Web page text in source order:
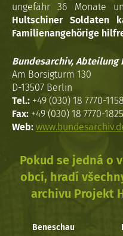
ungefähr 36 Monate
Hultschiner Soldaten
Familienangehörige
Bundesarchiv, Abteilung
Am Borsigturm 130
D-13507 Berlin
Tel.: +49 (030) 18 7770-1158
Fax: +49 (030) 18 7770-1825
Web:
Pokud se jedná o
obcí, hradí
archivu Projekt
Beneschau